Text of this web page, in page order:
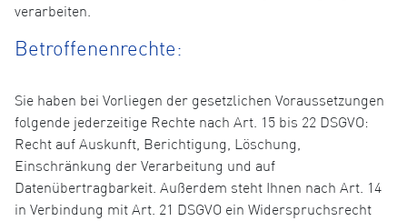
verarbeiten.
Betroffenenrechte:
Sie haben bei Vorliegen der gesetzlichen Voraussetzungen
folgende jederzeitige Rechte nach Art. 15 bis 22 DSGVO:
Recht auf Auskunft, Berichtigung, Löschung,
Einschränkung der Verarbeitung und auf
Datenübertragbarkeit. Außerdem steht Ihnen nach Art. 14
in Verbindung mit Art. 21 DSGVO ein Widerspruchsrecht